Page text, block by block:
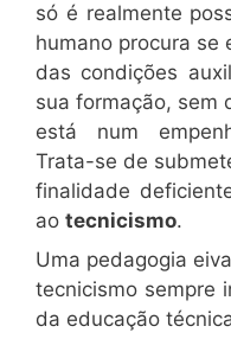
só é realmente
humano procura se
das condições
sua formação, sem
está num
Trata-se de
finalidade
ao tecnicismo.
Uma pedagogia
tecnicismo sempre
da educação